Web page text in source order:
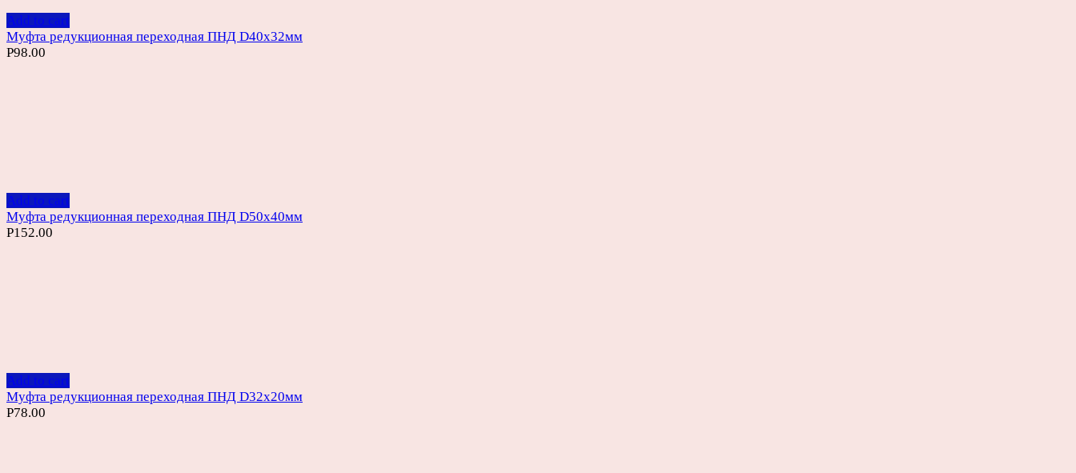
Add to cart
Муфта редукционная переходная ПНД D40х32мм
Р98.00
Add to cart
Муфта редукционная переходная ПНД D50х40мм
Р152.00
Add to cart
Муфта редукционная переходная ПНД D32х20мм
Р78.00